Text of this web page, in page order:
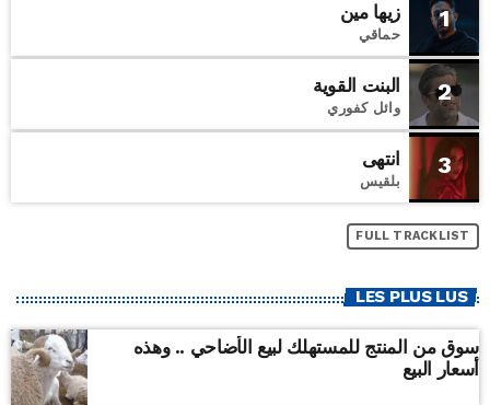
1 زيها مين
حماقي
2 البنت القوية
وائل كفوري
3 انتهى
بلقيس
FULL TRACKLIST
LES PLUS LUS
سوق من المنتج للمستهلك لبيع الأضاحي .. وهذه
أسعار البيع